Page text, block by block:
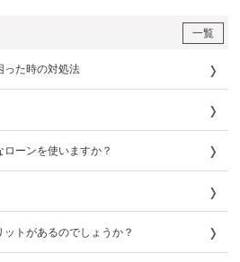
一覧
った時の対処法
ーンを使いますか？
トがあるのでしょうか？